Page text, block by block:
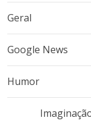
Geral
Google News
Humor